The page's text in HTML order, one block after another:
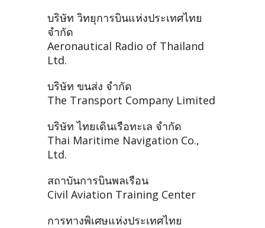
บริษัท วิทยุการบินแห่งประเทศไทย
จำกัด
Aeronautical Radio of Thailand
Ltd.
บริษัท ขนส่ง จำกัด
The Transport Company Limited
บริษัท ไทยเดินเรือทะเล จำกัด
Thai Maritime Navigation Co.,
Ltd.
สถาบันการบินพลเรือน
Civil Aviation Training Center
การทางพิเศษแห่งประเทศไทย